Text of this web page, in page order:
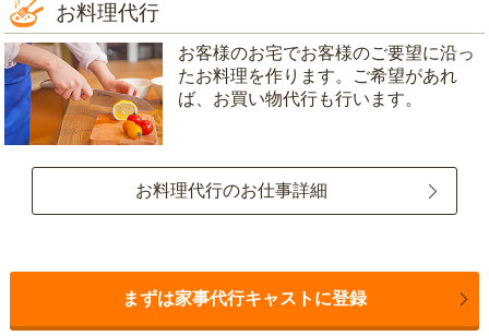
お料理代行
お客様のお宅でお客様のご要望に沿っ
たお料理を作ります。ご希望があれ
ば、お買い物代行も行います。
お料理代行のお仕事詳細
まずは家事代行キャストに登録